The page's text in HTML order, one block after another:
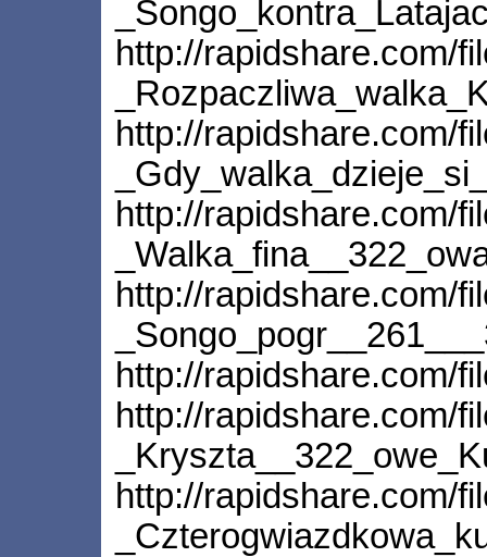
http://rapidshare.com/
http://rapidshare.com/
http://rapidshare.com/
http://rapidshare.com/
http://rapidshare.com/
http://rapidshare.com/
http://rapidshare.com/